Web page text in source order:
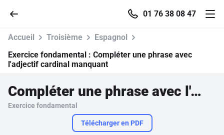
01 76 38 08 47
Parcourir
Accueil Troisième
Espagnol
Exercice fondamental : Compléter une phrase avec
l'adjectif cardinal manquant
Compléter une phrase avec l'adjectif cardinal manquant
Exercice fondamental
Télécharger en PDF